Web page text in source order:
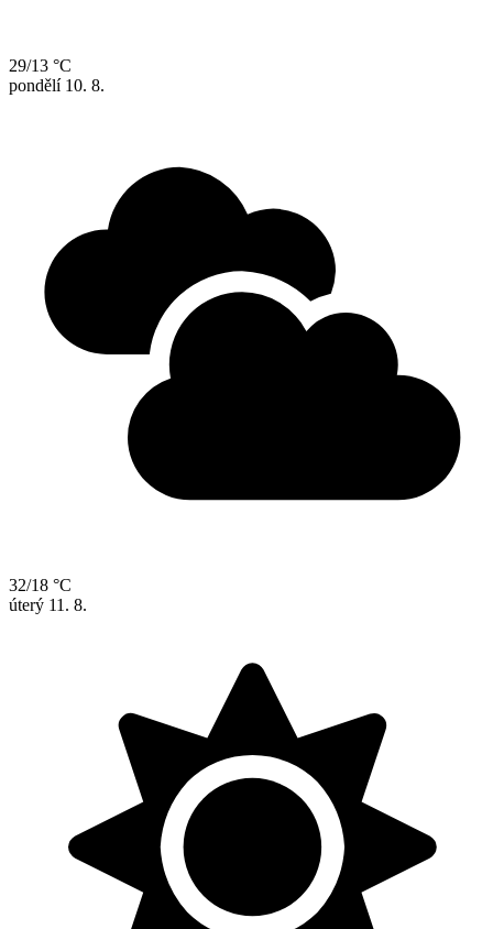
29/13 °C
pondělí 10. 8.
32/18 °C
úterý 11. 8.